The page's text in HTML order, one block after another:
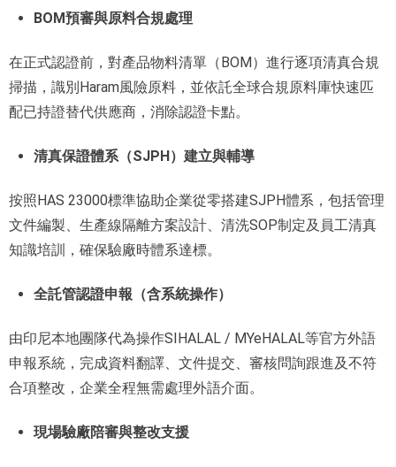
BOM預審與原料合規處理
在正式認證前，對產品物料清單（BOM）進行逐項清真合規
掃描，識別Haram風險原料，並依託全球合規原料庫快速匹
配已持證替代供應商，消除認證卡點。
清真保證體系（SJPH）建立與輔導
按照HAS 23000標準協助企業從零搭建SJPH體系，包括管理
文件編製、生產線隔離方案設計、清洗SOP制定及員工清真
知識培訓，確保驗廠時體系達標。
全託管認證申報（含系統操作）
由印尼本地團隊代為操作SIHALAL / MYeHALAL等官方外語
申報系統，完成資料翻譯、文件提交、審核問詢跟進及不符
合項整改，企業全程無需處理外語介面。
現場驗廠陪審與整改支援